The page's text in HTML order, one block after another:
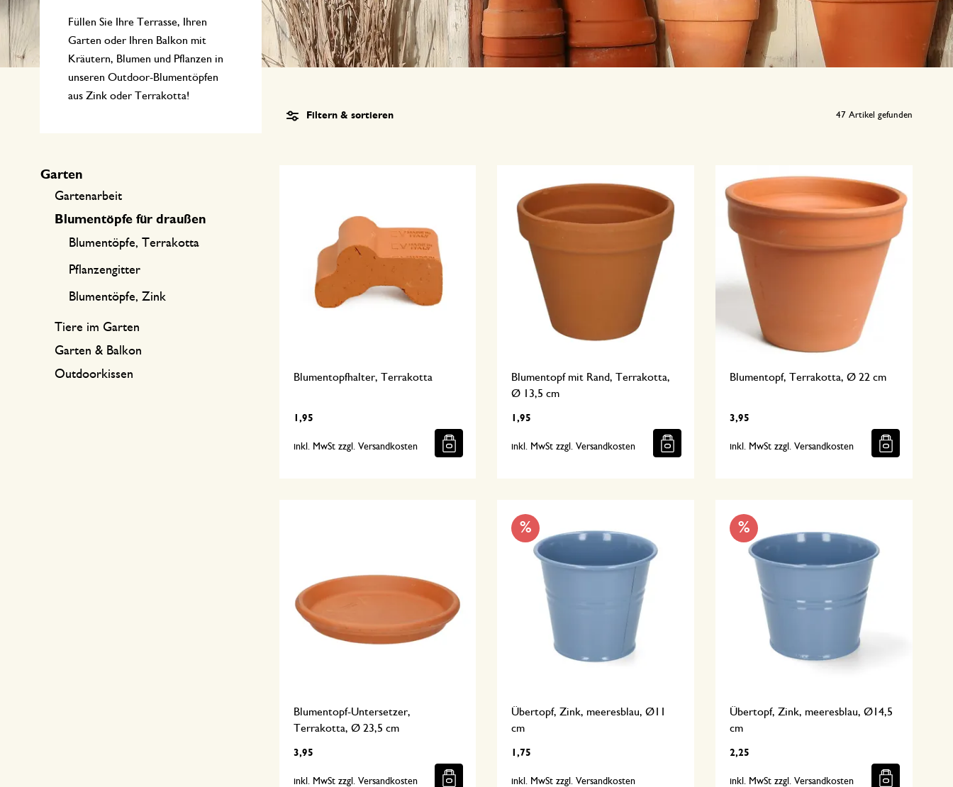
Tee-Zubehör
Kaffee-Zubehör
International kochen
Körbe
Schreiben & Hobby
Füllen Sie Ihre Terrasse, Ihren
Garten oder Ihren Balkon mit
Kräutern, Blumen und Pflanzen in
unseren Outdoor-Blumentöpfen
aus Zink oder Terrakotta!
Garten
Gartenarbeit
Blumentöpfe für draußen
Blumentöpfe, Terrakotta
Pflanzengitter
Blumentöpfe, Zink
Tiere im Garten
Garten & Balkon
Outdoorkissen
Filtern & sortieren 47 Artikel gefunden
Blumentopfhalter, Terrakotta
1,95
inkl. MwSt zzgl. Versandkosten
Blumentopf mit Rand, Terrakotta,
Ø 13,5 cm
1,95
inkl. MwSt zzgl. Versandkosten
Blumentopf, Terrakotta, Ø 22 cm
3,95
inkl. MwSt zzgl. Versandkosten
Blumentopf-Untersetzer,
Terrakotta, Ø 23,5 cm
3,95
inkl. MwSt zzgl. Versandkosten
%
Übertopf, Zink, meeresblau, Ø11
cm
1,75
inkl. MwSt zzgl. Versandkosten
%
Übertopf, Zink, meeresblau, Ø14,5
cm
2,25
inkl. MwSt zzgl. Versandkosten